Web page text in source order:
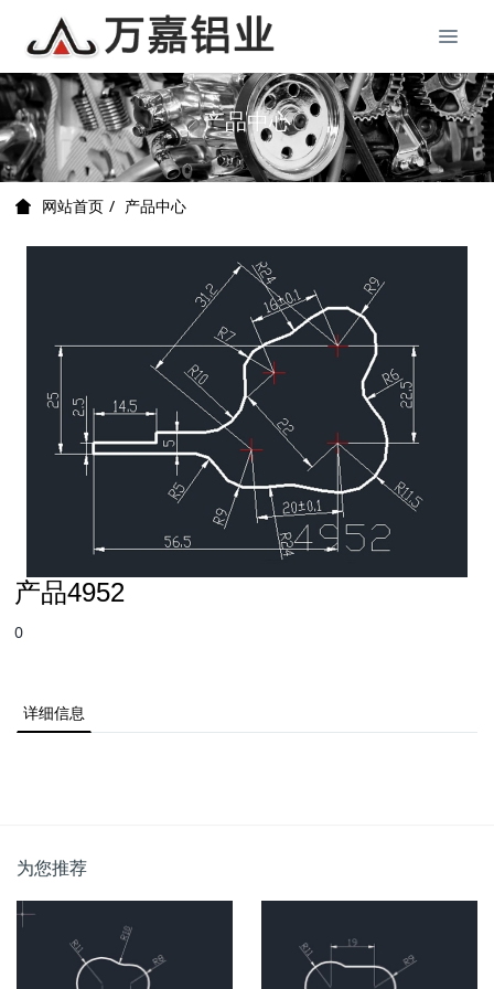
产品中心
网站首页 产品中心
产品4952
0
详细信息
为您推荐